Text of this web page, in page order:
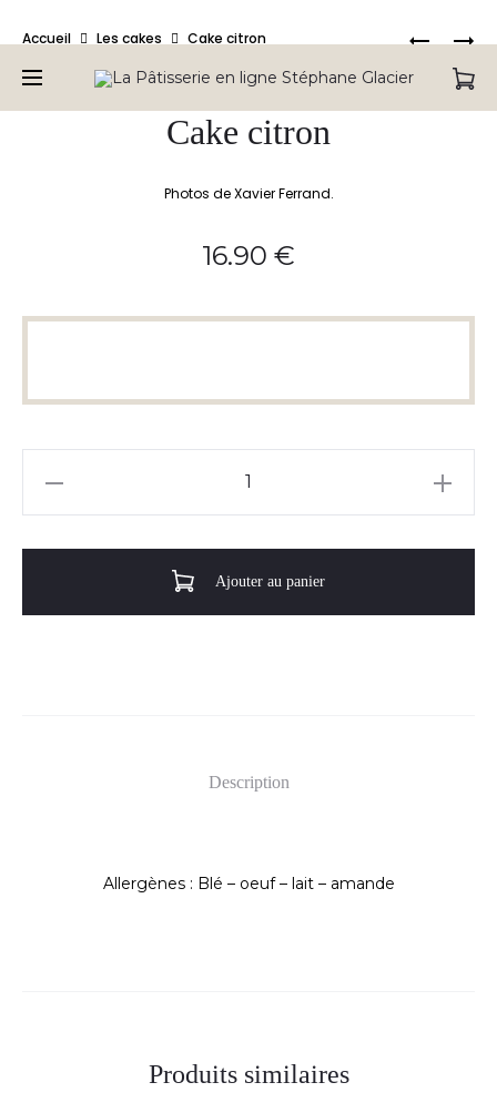
retrouvez tous nos produits.
ORANGE
CONFITS
Accueil Les cakes Cake citron
Cake citron
Photos de Xavier Ferrand.
16.90 €
Ajouter au panier
Description
Allergènes : Blé – oeuf – lait – amande
Produits similaires